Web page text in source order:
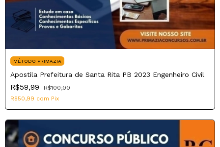
MÉTODO PRIMAZIA
Apostila Prefeitura de Santa Rita PB 2023 Engenheiro Civil
R$59,99
R$100,00
R$50,99 com Pix